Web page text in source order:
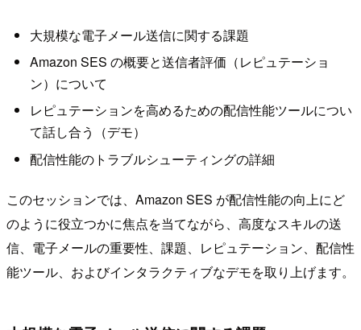
大規模な電子メール送信に関する課題
Amazon SES の概要と送信者評価（レピュテーショ
ン）について
レピュテーションを高めるための配信性能ツールについ
て話し合う（デモ）
配信性能のトラブルシューティングの詳細
このセッションでは、Amazon SES が配信性能の向上にど
のように役立つかに焦点を当てながら、高度なスキルの送
信、電子メールの重要性、課題、レピュテーション、配信性
能ツール、およびインタラクティブなデモを取り上げます。